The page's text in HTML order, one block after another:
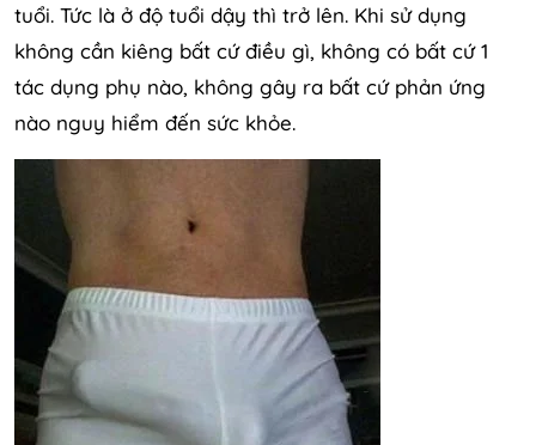
tuổi. Tức là ở độ tuổi dậy thì trở lên. Khi sử dụng
không cần kiêng bất cứ điều gì, không có bất cứ 1
tác dụng phụ nào, không gây ra bất cứ phản ứng
nào nguy hiểm đến sức khỏe.